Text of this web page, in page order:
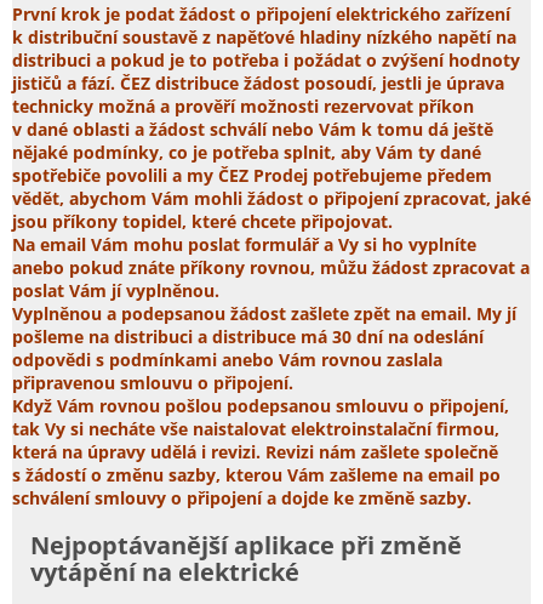
První krok je podat žádost o připojení elektrického zařízení
k distribuční soustavě z napěťové hladiny nízkého napětí na
distribuci a pokud je to potřeba i požádat o zvýšení hodnoty
jističů a fází. ČEZ distribuce žádost posoudí, jestli je úprava
technicky možná a prověří možnosti rezervovat příkon
v dané oblasti a žádost schválí nebo Vám k tomu dá ještě
nějaké podmínky, co je potřeba splnit, aby Vám ty dané
spotřebiče povolili a my ČEZ Prodej potřebujeme předem
vědět, abychom Vám mohli žádost o připojení zpracovat, jaké
jsou příkony topidel, které chcete připojovat.
Na email Vám mohu poslat formulář a Vy si ho vyplníte
anebo pokud znáte příkony rovnou, můžu žádost zpracovat a
poslat Vám jí vyplněnou.
Vyplněnou a podepsanou žádost zašlete zpět na email. My jí
pošleme na distribuci a distribuce má 30 dní na odeslání
odpovědi s podmínkami anebo Vám rovnou zaslala
připravenou smlouvu o připojení.
Když Vám rovnou pošlou podepsanou smlouvu o připojení,
tak Vy si necháte vše naistalovat elektroinstalační firmou,
která na úpravy udělá i revizi. Revizi nám zašlete společně
s žádostí o změnu sazby, kterou Vám zašleme na email po
schválení smlouvy o připojení a dojde ke změně sazby.
Nejpoptávanější aplikace při změně
vytápění na elektrické